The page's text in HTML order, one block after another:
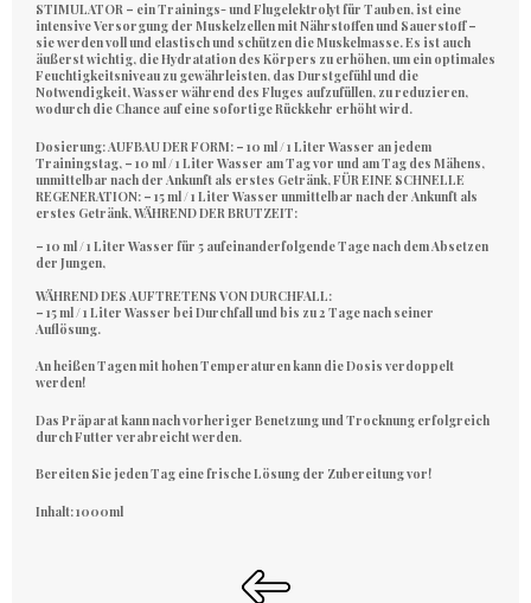
STIMULATOR – ein Trainings- und Flugelektrolyt für Tauben, ist eine
intensive Versorgung der Muskelzellen mit Nährstoffen und Sauerstoff –
sie werden voll und elastisch und schützen die Muskelmasse. Es ist auch
äußerst wichtig, die Hydratation des Körpers zu erhöhen, um ein optimales
Feuchtigkeitsniveau zu gewährleisten, das Durstgefühl und die
Notwendigkeit, Wasser während des Fluges aufzufüllen, zu reduzieren,
wodurch die Chance auf eine sofortige Rückkehr erhöht wird.
Dosierung:AUFBAU DER FORM: – 10 ml / 1 Liter Wasser an jedem
Trainingstag, – 10 ml / 1 Liter Wasser am Tag vor und am Tag des Mähens,
unmittelbar nach der Ankunft als erstes Getränk,FÜR EINE SCHNELLE
REGENERATION: – 15 ml / 1 Liter Wasser unmittelbar nach der Ankunft als
erstes Getränk,WÄHREND DER BRUTZEIT:
– 10 ml / 1 Liter Wasser für 5 aufeinanderfolgende Tage nach dem Absetzen
der Jungen,
WÄHREND DES AUFTRETENS VON DURCHFALL:
– 15 ml / 1 Liter Wasser bei Durchfall und bis zu 2 Tage nach seiner
Auflösung.
An heißen Tagen mit hohen Temperaturen kann die Dosis verdoppelt
werden!
Das Präparat kann nach vorheriger Benetzung und Trocknung erfolgreich
durch Futter verabreicht werden.
Bereiten Sie jeden Tag eine frische Lösung der Zubereitung vor!
Inhalt:1000ml